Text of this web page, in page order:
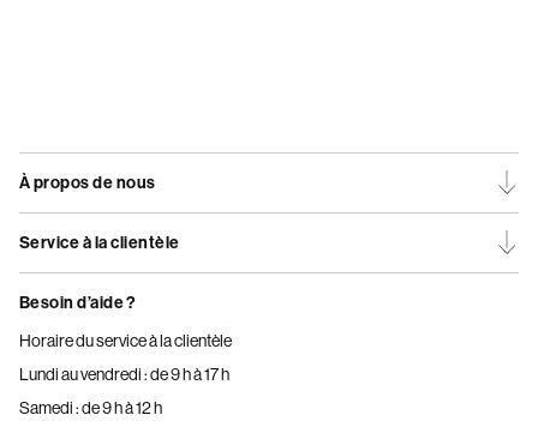
À propos de nous
Service à la clientèle
Besoin d’aide ?
Horaire du service à la clientèle
Lundi au vendredi : de 9 h à 17 h
Samedi : de 9 h à 12 h